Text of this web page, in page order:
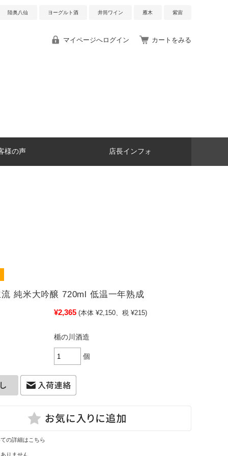
陸奥八仙 ヨーグルト酒 井筒ワイン 雁木 紫宙
マイページへログイン カートをみる
様の声 店長インフォ
純米大吟醸 720ml 低温一年熟成
¥2,365 (本体 ¥2,150、税 ¥215)
楯の川酒造
個
の詳細はこちら
りません